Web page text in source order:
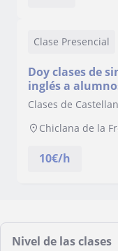
Clase Presencial
Doy clases de
inglés a
bachillerato
Clases de
Chiclana de la
10€/h
Nivel de las clases